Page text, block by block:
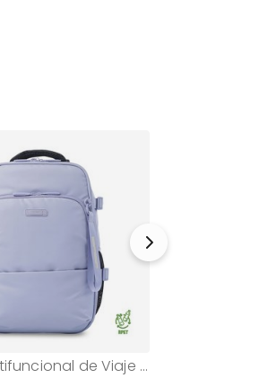
Morral Multifuncional de Viaje Mediano Trip Morado